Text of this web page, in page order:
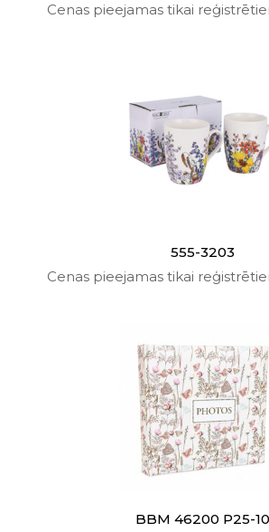
Cenas pieejamas tikai
555-3203
Cenas pieejamas tikai
BBM 46200 P25-10